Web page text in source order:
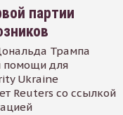
партии
Трампа
помощи для
Ukraine
Reuters со ссылкой